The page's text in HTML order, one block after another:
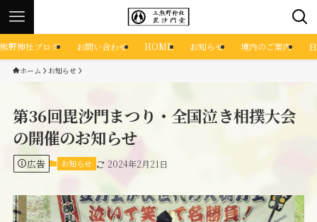
野神社ブログ お問い合わせ HOME お知らせ 境内のご案内
ホーム お知らせ
第36回毘沙門まつり・全国泣き相撲大会
の開催のお知らせ
広告 お知らせ 2024年2月21日